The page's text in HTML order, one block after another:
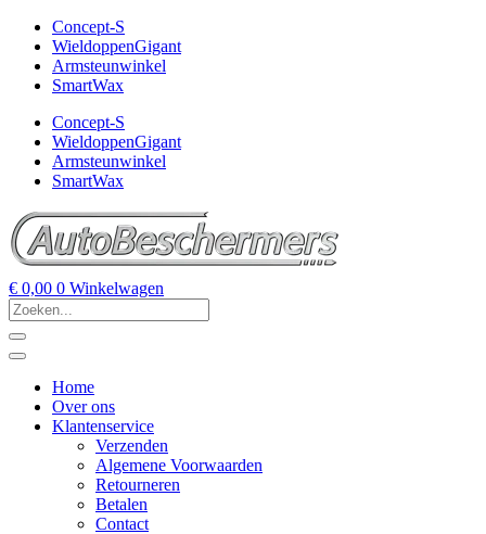
Concept-S
WieldoppenGigant
Armsteunwinkel
SmartWax
Concept-S
WieldoppenGigant
Armsteunwinkel
SmartWax
€ 0,00 0 Winkelwagen
Home
Over ons
Klantenservice
Verzenden
Algemene Voorwaarden
Retourneren
Betalen
Contact